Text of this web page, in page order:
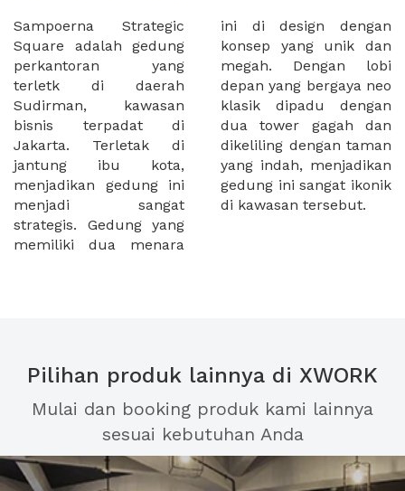
Sampoerna Strategic
Square adalah gedung
perkantoran yang
terletk di daerah
Sudirman, kawasan
bisnis terpadat di
Jakarta. Terletak di
jantung ibu kota,
menjadikan gedung ini
menjadi sangat
strategis. Gedung yang
memiliki dua menara
ini di design dengan
konsep yang unik dan
megah. Dengan lobi
depan yang bergaya neo
klasik dipadu dengan
dua tower gagah dan
dikeliling dengan taman
yang indah, menjadikan
gedung ini sangat ikonik
di kawasan tersebut.
Pilihan produk lainnya di XWORK
Mulai dan booking produk kami lainnya
sesuai kebutuhan Anda